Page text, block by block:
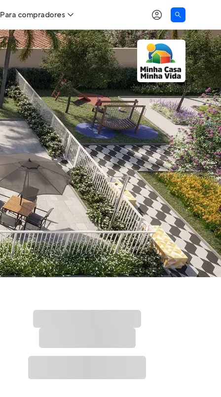
Para compradores
Buscar um imóvel novo
Calcule seu Poder de Compra
Comprar x Alugar
Correção do INCC
Simulador de Financiamento
Encontre um corretor